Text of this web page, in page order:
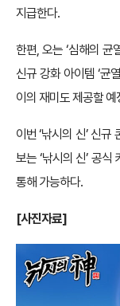
지급한다.
한편, 오는 ‘심해의 균
신규 강화 아이템 ‘균
이의 재미도 제공할 예
이번 ‘낚시의 신’ 신
보는 ‘낚시의 신’ 공식
통해 가능하다.
[사진자료]